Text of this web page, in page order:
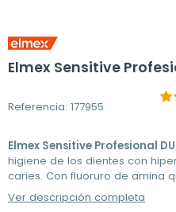
Elmex Sensitive
Referencia: 177955
Elmex Sensitive Profesional
higiene de los dientes con
caries. Con fluoruro de amina
Ver descripción completa